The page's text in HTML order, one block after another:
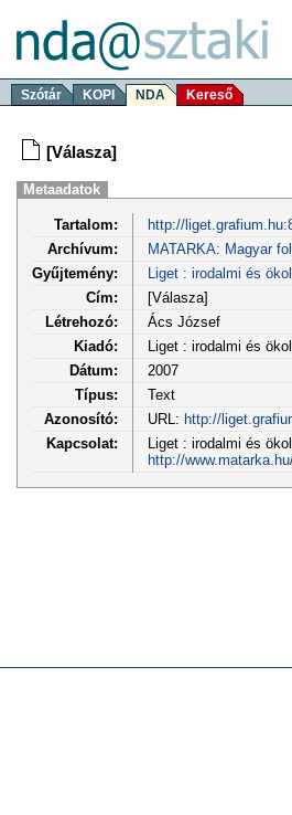
Szótár KOPI NDA Kereső
[Válasza]
Metaadatok
Tartalom:
http://
Archívum:
MATARKA: Magyar
Gyűjtemény:
Liget : irodalmi és
Cím:
[Válasza]
Létrehozó:
Ács József
Kiadó:
Liget : irodalmi és
Dátum:
2007
Típus:
Text
Azonosító:
URL: http://
Kapcsolat:
Liget : irodalmi és
http://